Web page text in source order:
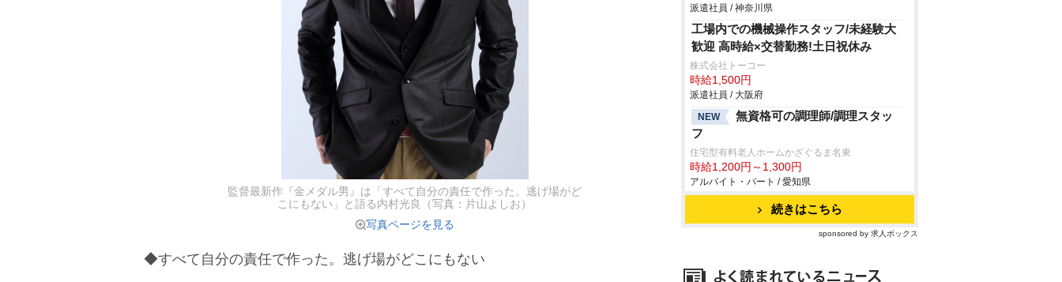
監督最新作『金メダル男』は「すべて自分の責任で作った。逃げ場がど
こにもない」と語る内村光良（写真：片山よしお）
写真ページを見る
◆すべて自分の責任で作った。逃げ場がどこにもない
派遣社員 / 神奈川県
工場内での機械操作スタッフ/未経験大
歓迎 高時給×交替勤務!土日祝休み
株式会社トーコー
時給1,500円
派遣社員 / 大阪府
NEW
無資格可の調理師/調理スタッ
フ
住宅型有料老人ホームかざぐるま名東
時給1,200円～1,300円
アルバイト・パート / 愛知県
続きはこちら
sponsored by 求人ボックス